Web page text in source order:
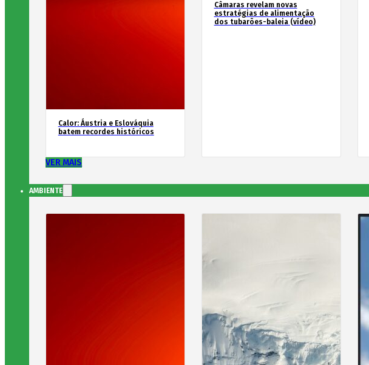
Calor: Áustria e Eslováquia
batem recordes históricos
Câmaras revelam novas
estratégias de alimentação
dos tubarões-baleia (vídeo)
VER MAIS
AMBIENTE